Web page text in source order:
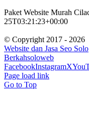
Paket Website Murah
25T03:21:23+00:00
© Copyright 2017 - 2026
Website dan Jasa Seo Solo
Berkahsoloweb
FacebookInstagramX
Page load link
Go to Top